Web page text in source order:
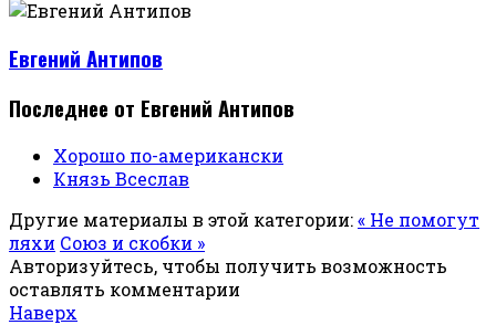
Евгений Антипов
Последнее от Евгений Антипов
Хорошо по-американски
Князь Всеслав
Другие материалы в этой категории:« Не помогут
ляхи Союз и скобки »
Авторизуйтесь, чтобы получить возможность
оставлять комментарии
Наверх